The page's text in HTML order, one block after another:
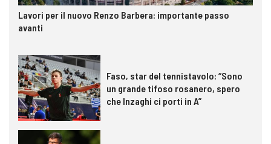
Lavori per il nuovo Renzo Barbera: importante passo
avanti
Faso, star del tennistavolo: “Sono
un grande tifoso rosanero, spero
che Inzaghi ci porti in A”